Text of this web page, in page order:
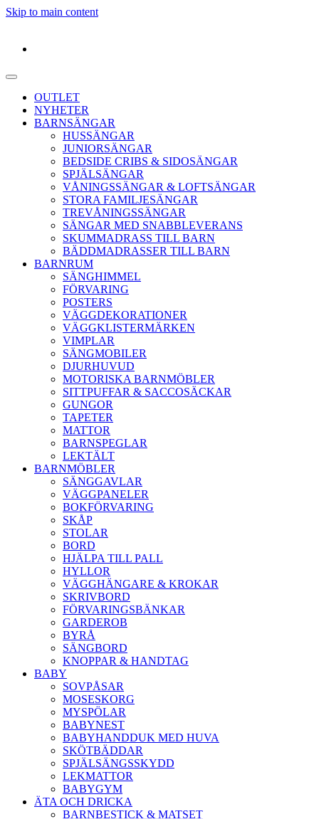
Skip to main content
OUTLET
NYHETER
BARNSÄNGAR
HUSSÄNGAR
JUNIORSÄNGAR
BEDSIDE CRIBS & SIDOSÄNGAR
SPJÄLSÄNGAR
VÅNINGSSÄNGAR & LOFTSÄNGAR
STORA FAMILJESÄNGAR
TREVÅNINGSSÄNGAR
SÄNGAR MED SNABBLEVERANS
SKUMMADRASS TILL BARN
BÄDDMADRASSER TILL BARN
BARNRUM
SÄNGHIMMEL
FÖRVARING
POSTERS
VÄGGDEKORATIONER
VÄGGKLISTERMÄRKEN
VIMPLAR
SÄNGMOBILER
DJURHUVUD
MOTORISKA BARNMÖBLER
SITTPUFFAR & SACCOSÄCKAR
GUNGOR
TAPETER
MATTOR
BARNSPEGLAR
LEKTÄLT
BARNMÖBLER
SÄNGGAVLAR
VÄGGPANELER
BOKFÖRVARING
SKÅP
STOLAR
BORD
HJÄLPA TILL PALL
HYLLOR
VÄGGHÄNGARE & KROKAR
SKRIVBORD
FÖRVARINGSBÄNKAR
GARDEROB
BYRÅ
SÄNGBORD
KNOPPAR & HANDTAG
BABY
SOVPÅSAR
MOSESKORG
MYSPÖLAR
BABYNEST
BABYHANDDUK MED HUVA
SKÖTBÄDDAR
SPJÄLSÄNGSSKYDD
LEKMATTOR
BABYGYM
ÄTA OCH DRICKA
BARNBESTICK & MATSET